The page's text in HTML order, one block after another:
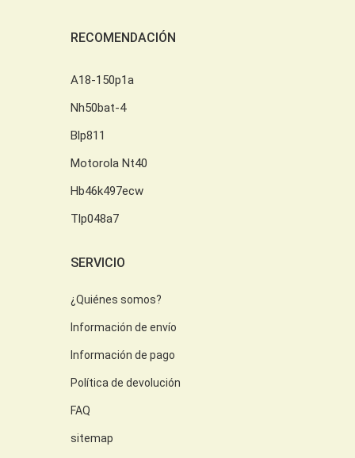
RECOMENDACIÓN
A18-150p1a
Nh50bat-4
Blp811
Motorola Nt40
Hb46k497ecw
Tlp048a7
SERVICIO
¿Quiénes somos?
Información de envío
Información de pago
Política de devolución
FAQ
sitemap